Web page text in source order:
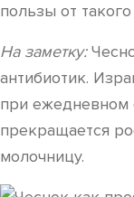
пользы от
На заметку:
антибиотик.
при ежедневном
прекращается
молочницу.